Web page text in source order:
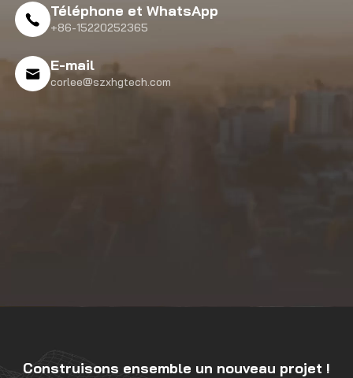
Téléphone et WhatsApp
+86-15220252365
E-mail
corlee@szxhgtech.com
Construisons ensemble un nouveau projet !